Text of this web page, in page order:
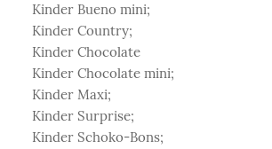
Kinder Bueno mini;
Kinder Country;
Kinder Chocolate
Kinder Chocolate mini;
Kinder Maxi;
Kinder Surprise;
Kinder Schoko-Bons;